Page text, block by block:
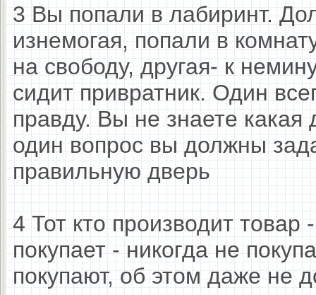
3 Вы попали в лабиринт.
изнемогая, попали в
на свободу, другая- к
сидит привратник. Один
правду. Вы не знаете какая
один вопрос вы должны
правильную дверь
4 Тот кто производит товар
покупает - никогда не
покупают, об этом даже не